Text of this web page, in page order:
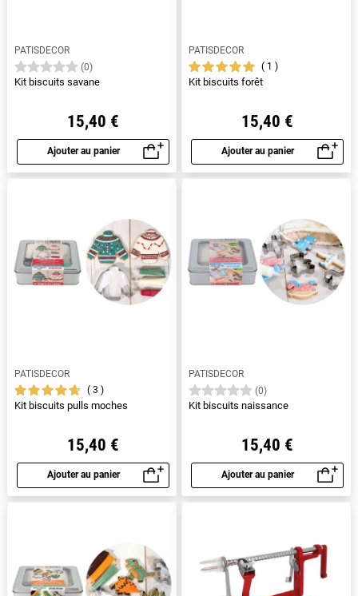
PATISDECOR
(0)
Kit biscuits savane
15,40 €
Ajouter au panier
Aperçu rapide
PATISDECOR
1
Kit biscuits forêt
15,40 €
Ajouter au panier
Aperçu rapide
PATISDECOR
3
Kit biscuits pulls moches
15,40 €
Ajouter au panier
Aperçu rapide
PATISDECOR
(0)
Kit biscuits naissance
15,40 €
Ajouter au panier
Aperçu rapide